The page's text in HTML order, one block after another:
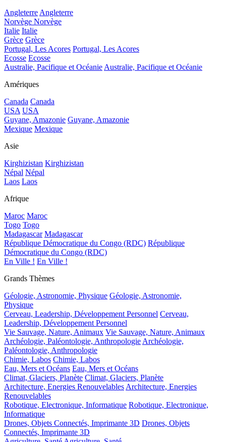
Angleterre Angleterre
Norvège Norvège
Italie Italie
Grèce Grèce
Portugal, Les Acores Portugal, Les Acores
Ecosse Ecosse
Australie, Pacifique et Océanie Australie, Pacifique et Océanie
Amériques
Canada Canada
USA USA
Guyane, Amazonie Guyane, Amazonie
Mexique Mexique
Asie
Kirghizistan Kirghizistan
Népal Népal
Laos Laos
Afrique
Maroc Maroc
Togo Togo
Madagascar Madagascar
République Démocratique du Congo (RDC) République
Démocratique du Congo (RDC)
En Ville ! En Ville !
Grands Thèmes
Géologie, Astronomie, Physique Géologie, Astronomie,
Physique
Cerveau, Leadership, Développement Personnel Cerveau,
Leadership, Développement Personnel
Vie Sauvage, Nature, Animaux Vie Sauvage, Nature, Animaux
Archéologie, Paléontologie, Anthropologie Archéologie,
Paléontologie, Anthropologie
Chimie, Labos Chimie, Labos
Eau, Mers et Océans Eau, Mers et Océans
Climat, Glaciers, Planète Climat, Glaciers, Planète
Architecture, Energies Renouvelables Architecture, Energies
Renouvelables
Robotique, Electronique, Informatique Robotique, Electronique,
Informatique
Drones, Objets Connectés, Imprimante 3D Drones, Objets
Connectés, Imprimante 3D